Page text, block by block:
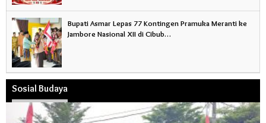
Bupati Asmar Lepas 77 Kontingen Pramuka Meranti ke
Jambore Nasional XII di Cibub…
Sosial Budaya